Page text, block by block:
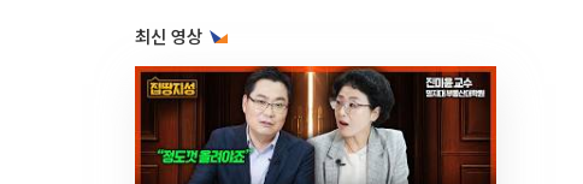
최신 영상